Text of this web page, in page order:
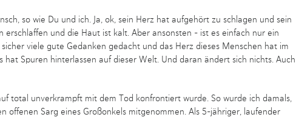
so wie Du und ich. Ja, ok, sein Herz hat aufgehört zu schlagen und sein
und die Haut ist kalt. Aber ansonsten – ist es einfach nur ein
viele gute Gedanken gedacht und das Herz dieses Menschen hat im
Spuren hinterlassen auf dieser Welt. Und daran ändert sich nichts. Auch
total unverkrampft mit dem Tod konfrontiert wurde. So wurde ich damals,
offenen Sarg eines Großonkels mitgenommen. Als 5-jähriger, laufender